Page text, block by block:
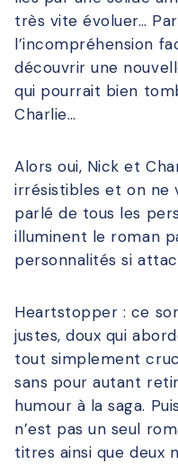
très vite évoluer…
l’incompréhension
découvrir une
qui pourrait bien
Charlie…
Alors oui, Nick et
irrésistibles et on ne
parlé de tous les
illuminent le roman
personnalités si
Heartstopper : ce
justes, doux qui
tout simplement
sans pour autant
humour à la saga.
n’est pas un seul
titres ainsi que deux